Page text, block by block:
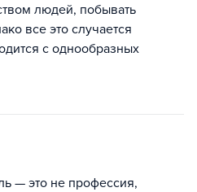
людей, побывать
все это случается
с однообразных
— это не профессия,